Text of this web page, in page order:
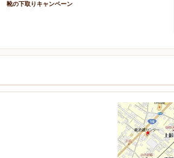
靴の下取りキャンペーン